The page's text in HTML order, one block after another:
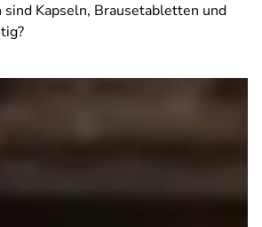
sind Kapseln, Brausetabletten und